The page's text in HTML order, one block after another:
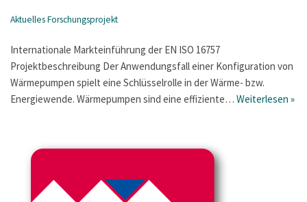
Aktuelles Forschungsprojekt
Internationale Markteinführung der EN ISO 16757
Projektbeschreibung Der Anwendungsfall einer Konfiguration von
Wärmepumpen spielt eine Schlüsselrolle in der Wärme- bzw.
Energiewende. Wärmepumpen sind eine effiziente… Weiterlesen »